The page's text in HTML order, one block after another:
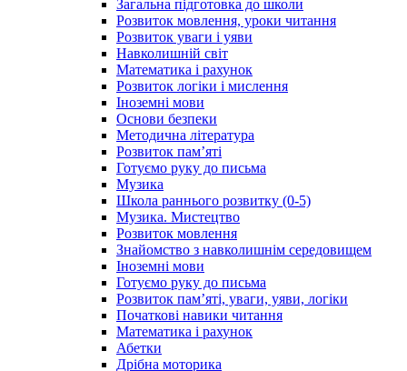
Загальна підготовка до школи
Розвиток мовлення, уроки читання
Розвиток уваги і уяви
Навколишній світ
Математика і рахунок
Розвиток логіки і мислення
Іноземні мови
Основи безпеки
Методична література
Розвиток пам’яті
Готуємо руку до письма
Музика
Школа раннього розвитку (0-5)
Музика. Мистецтво
Розвиток мовлення
Знайомство з навколишнім середовищем
Іноземні мови
Готуємо руку до письма
Розвиток пам’яті, уваги, уяви, логіки
Початкові навики читання
Математика і рахунок
Абетки
Дрібна моторика